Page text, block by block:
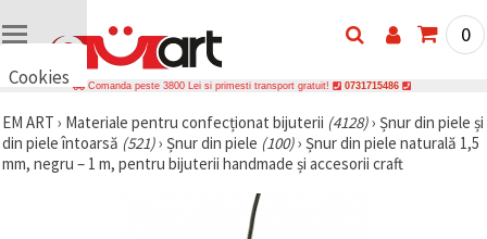
Cookies
vrem să vă
oferim
câteva
cookie -uri.
0
Comanda peste 3800 Lei si primesti transport gratuit! 0731715486
EM ART › Materiale pentru confecționat bijuterii (4128)› Șnur din piele și
din piele întoarsă (521)› Șnur din piele (100)› Șnur din piele naturală 1,5
mm, negru – 1 m, pentru bijuterii handmade și accesorii craft